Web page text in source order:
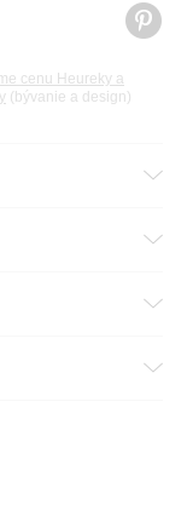
cenu Heureky a
(bývanie a design)